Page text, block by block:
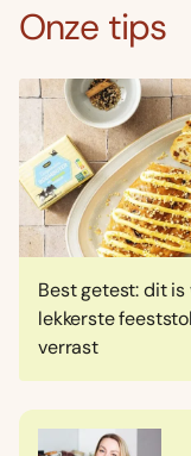
Onze tips
Best getest: dit
lekkerste
verrast